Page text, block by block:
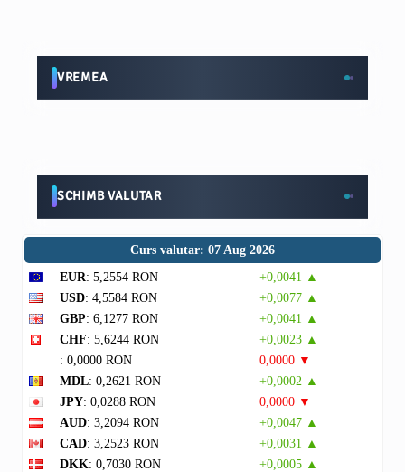
VREMEA
SCHIMB VALUTAR
Curs valutar: 07 Aug 2026
EUR: 5,2554 RON
+0,0041 ▲
USD: 4,5584 RON
+0,0077 ▲
GBP: 6,1277 RON
+0,0041 ▲
CHF: 5,6244 RON
+0,0023 ▲
: 0,0000 RON
0,0000 ▼
MDL: 0,2621 RON
+0,0002 ▲
JPY: 0,0288 RON
0,0000 ▼
AUD: 3,2094 RON
+0,0047 ▲
CAD: 3,2523 RON
+0,0031 ▲
DKK: 0,7030 RON
+0,0005 ▲